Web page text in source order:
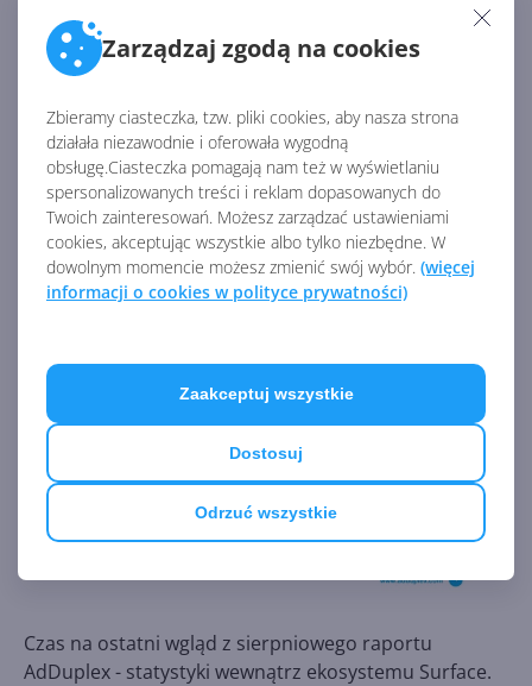
Zarządzaj zgodą na cookies
Zbieramy ciasteczka, tzw. pliki cookies, aby nasza strona
działała niezawodnie i oferowała wygodną
obsługę.Ciasteczka pomagają nam też w wyświetlaniu
spersonalizowanych treści i reklam dopasowanych do
Twoich zainteresowań. Możesz zarządzać ustawieniami
cookies, akceptując wszystkie albo tylko niezbędne. W
dowolnym momencie możesz zmienić swój wybór. (więcej
informacji o cookies w polityce prywatności)
Odrzuć wszystkie
Dostosuj
Zaakceptuj wszystkie
Zobaczmy teraz, jak wygląda adaptacja Creators
Update na urządzeniach ze stajni Surface. W
miesiącu
którego jedynie 18% egzemplarzy miało
zainstalowaną aktualizację. W tym miesiącu to już
ponad 60%. Najbardziej aktualny system posiadają
Surface Book (80%) i Surface Pro 2 (78%).
Czas na ostatni wgląd z sierpniowego raportu
AdDuplex - statystyki wewnątrz ekosystemu Surface.